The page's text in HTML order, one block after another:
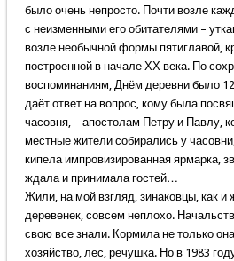
было очень непросто. Почти возле
с неизменными его обитателями –
возле необычной формы пятиглавой,
построенной в начале ХХ века. По
воспоминаниям, Днём деревни было
даёт ответ на вопрос, кому была
часовня, – апостолам Петру и Павлу,
местные жители собирались у
кипела импровизированная ярмарка,
ждала и принимала гостей…
Жили, на мой взгляд, зинаковцы, как и
деревенек, совсем неплохо.
свою все знали. Кормила не только
хозяйство, лес, речушка. Но в 1983